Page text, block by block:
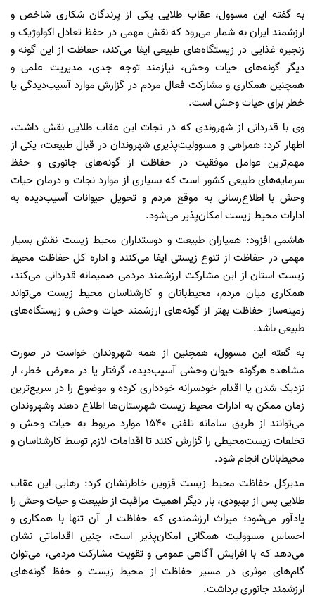
به گفته این مسوول، عقاب طلایی یکی از پرندگان شکاری شاخص و
ارزشمند ایران به شمار می‌رود که نقش مهمی در حفظ تعادل اکولوژیک و
زنجیره غذایی در زیستگاه‌های طبیعی ایفا می‌کند، حفاظت از این گونه و
دیگر گونه‌های حیات وحش، نیازمند توجه جدی، مدیریت علمی و
همچنین همکاری و مشارکت فعال مردم در گزارش موارد آسیب‌دیدگی یا
خطر برای حیات وحش است.
وی با قدردانی از شهروندی که در نجات این عقاب طلایی نقش داشت،
اظهار کرد: همراهی و مسوولیت‌پذیری شهروندان در قبال طبیعت، یکی از
مهم‌ترین عوامل موفقیت در حفاظت از گونه‌های جانوری و حفظ
سرمایه‌های طبیعی کشور است که بسیاری از موارد نجات و درمان حیات
وحش با اطلاع‌رسانی به موقع مردم و تحویل حیوانات آسیب‌دیده به
ادارات محیط زیست امکان‌پذیر می‌شود.
هاشمی افزود: همیاران طبیعت و دوستداران محیط زیست نقش بسیار
مهمی در حفاظت از تنوع زیستی ایفا می‌کنند و اداره کل حفاظت محیط
زیست استان از این مشارکت ارزشمند مردمی صمیمانه قدردانی می‌کند،
همکاری میان مردم، محیط‌بانان و کارشناسان محیط زیست می‌تواند
زمینه‌ساز حفاظت بهتر از گونه‌های ارزشمند حیات وحش و زیستگاه‌های
طبیعی باشد.
به گفته این مسوول،‌ همچنین از همه شهروندان خواست در صورت
مشاهده هرگونه حیوان وحشی آسیب‌دیده، گرفتار یا در معرض خطر، از
نزدیک شدن یا اقدام خودسرانه خودداری کرده و موضوع را در سریع‌ترین
زمان ممکن به ادارات محیط زیست شهرستان‌ها اطلاع دهند وشهروندان
می‌توانند از طریق سامانه تلفنی ۱۵۴۰ موارد مربوط به حیات وحش و
تخلفات زیست‌محیطی را گزارش کنند تا اقدامات لازم توسط کارشناسان و
محیط‌بانان انجام شود.
مدیرکل حفاظت محیط زیست قزوین خاطرنشان کرد: رهایی این عقاب
طلایی پس از بهبودی، بار دیگر اهمیت مراقبت از طبیعت و حیات وحش را
یادآور می‌شود؛ میراث ارزشمندی که حفاظت از آن تنها با همکاری و
احساس مسوولیت همگانی امکان‌پذیر است، چنین اقداماتی نشان
می‌دهد که با افزایش آگاهی عمومی و تقویت مشارکت مردمی، می‌توان
گام‌های موثری در مسیر حفاظت از محیط زیست و حفظ گونه‌های
ارزشمند جانوری برداشت.